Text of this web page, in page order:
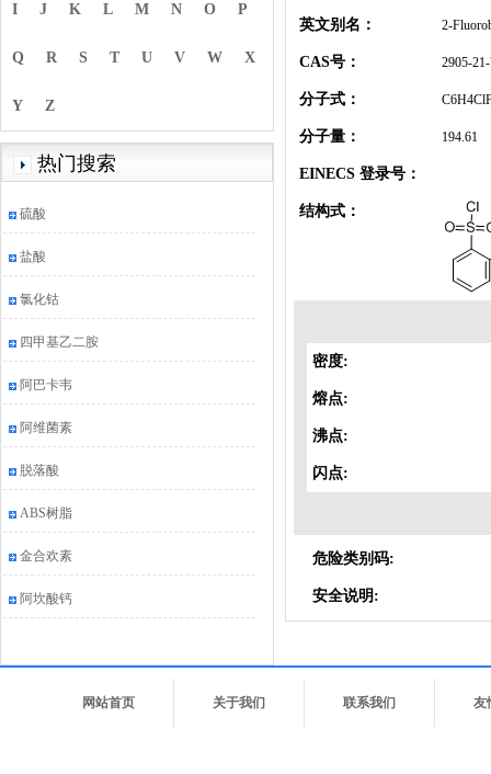
I J K L M N O P
Q R S T U V W X
Y Z
热门搜索
硫酸
盐酸
氯化钴
四甲基乙二胺
阿巴卡韦
阿维菌素
脱落酸
ABS树脂
金合欢素
阿坎酸钙
英文别名： 2-
CAS号： 2905-
分子式：
分子量： 194.61
EINECS 登录号：
结构式：
密度:
熔点:
沸点:
闪点:
危险类别码:
安全说明:
网站首页 关于我们 联系我们 友